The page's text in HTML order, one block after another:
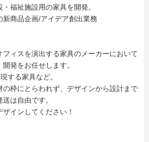
・福祉施設用の家具を開発。
新商品企画/アイデア創出業務
フィスを演出する家具のメーカーにおいて
発をお任せします。
する家具など。
の枠にとらわれず、デザインから設計まで
は自由です。
インしてください！